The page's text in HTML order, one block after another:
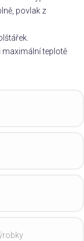
povlak z
maximální teplotě